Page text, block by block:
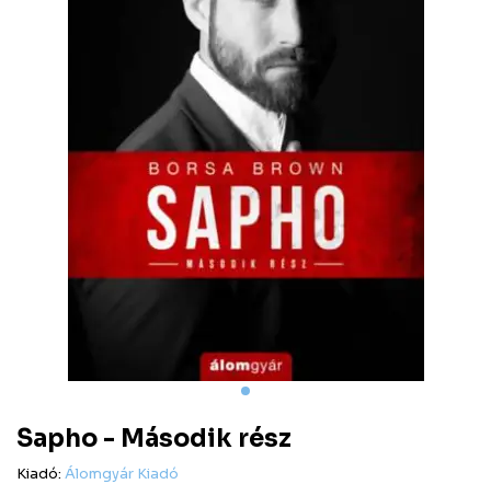
Sapho - Második rész
Kiadó: Álomgyár Kiadó